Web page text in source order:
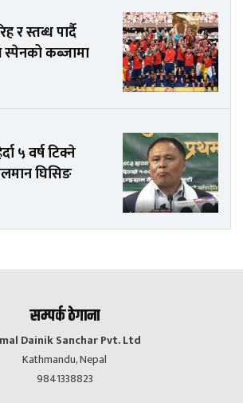
र स्तब्ध पार्दै
स्पेनको कब्जामा
५ वर्ष टिक्ने
घिसिङ
सम्पर्क ठेगाना
Dainik Sanchar Pvt. Ltd
Kathmandu, Nepal
9841338823